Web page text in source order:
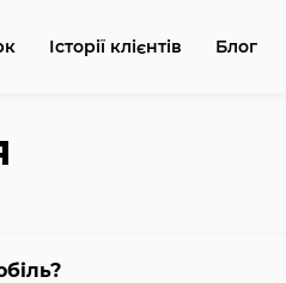
Історії клієнтів Блог